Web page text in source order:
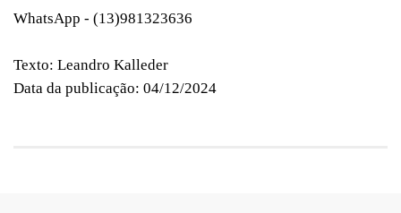
WhatsApp - (13)981323636
Texto: Leandro Kalleder
Data da publicação: 04/12/2024